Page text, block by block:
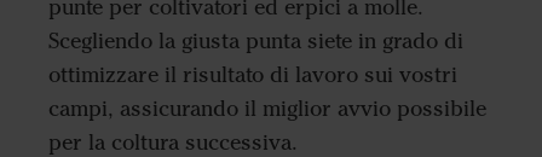
punte per coltivatori ed erpici a molle.
Scegliendo la giusta punta siete in grado di
ottimizzare il risultato di lavoro sui vostri
campi, assicurando il miglior avvio possibile
per la coltura successiva.